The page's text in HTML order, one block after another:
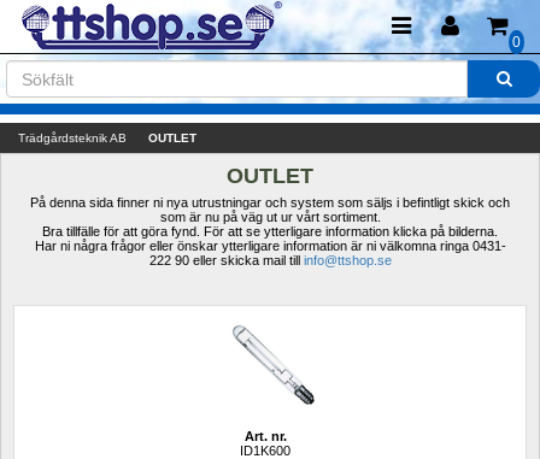
0
Trädgårdsteknik AB OUTLET
OUTLET
På denna sida finner ni nya utrustningar och system som säljs i befintligt skick och
som är nu på väg ut ur vårt sortiment.
Bra tillfälle för att göra fynd. För att se ytterligare information klicka på bilderna.
Har ni några frågor eller önskar ytterligare information är ni välkomna ringa 0431-
222 90 eller skicka mail till info@ttshop.se
Art. nr.
ID1K600